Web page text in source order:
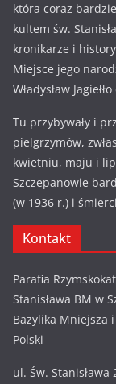
która coraz
kultem św.
kronikarze i
Miejsce jego
Władysław
Tu przybywały i
pielgrzymów,
kwietniu, maju i
Szczepanowie
(w 1936 r.) i
Kontakt
Parafia
Stanisława BM w
Bazylika Mniejsza
Polski
ul. Św. Stanisława